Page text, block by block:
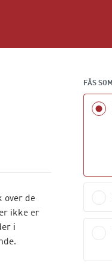
over de
ikke er
i
FÅS SOM